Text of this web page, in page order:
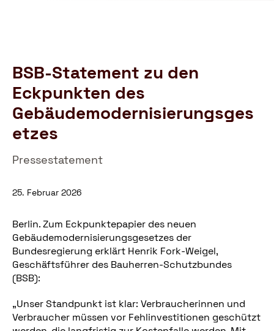
BSB-Statement zu den
Eckpunkten des
Gebäudemodernisierungsges
etzes
Pressestatement
25. Februar 2026
Berlin. Zum Eckpunktepapier des neuen
Gebäudemodernisierungsgesetzes der
Bundesregierung erklärt Henrik Fork-Weigel,
Geschäftsführer des Bauherren-Schutzbundes
(BSB):
„Unser Standpunkt ist klar: Verbraucherinnen und
Verbraucher müssen vor Fehlinvestitionen geschützt